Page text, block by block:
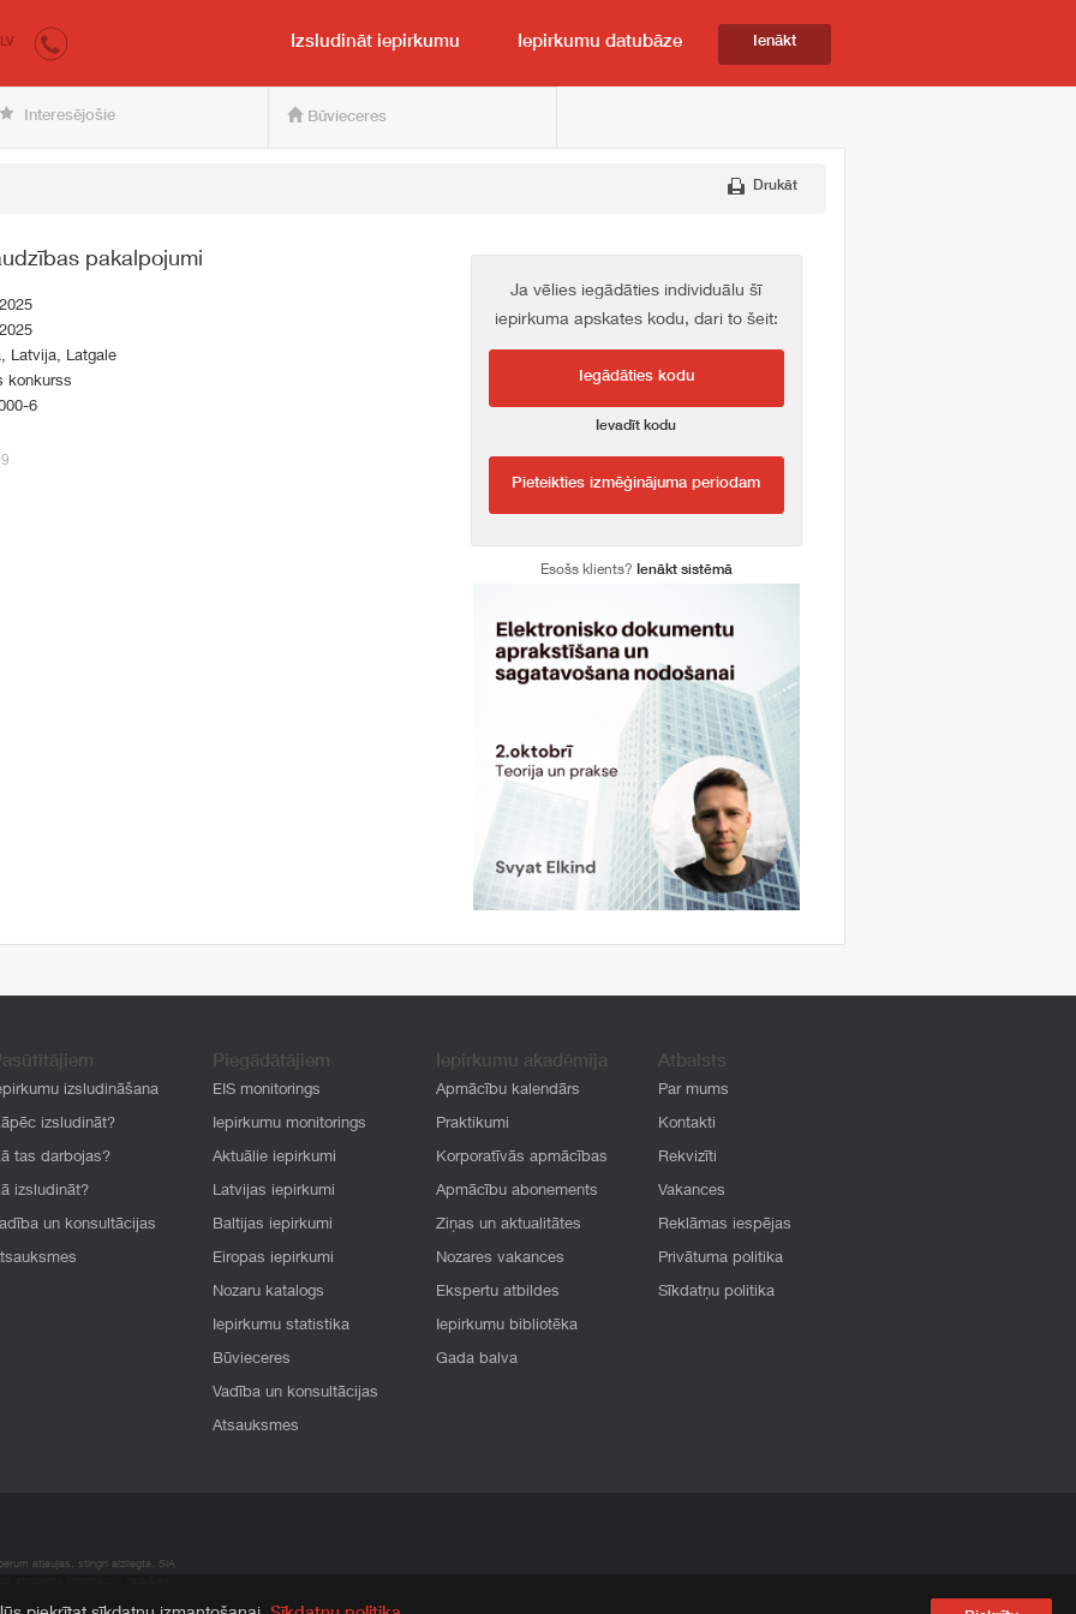
pircējam un pārdevējam
LV Izsludināt iepirkumu Iepirkumu datubāze Ienākt
Interesējošie Būvieceres
Drukāt
pakalpojumi
Latvija, Latgale
konkurss
6
Ja vēlies iegādāties individuālu šī
iepirkuma apskates kodu, dari to šeit:
Iegādāties kodu
Ievadīt kodu
Pieteikties izmēģinājuma periodam
Esošs klients? Ienākt sistēmā
izsludināšana
izsludināt?
tas darbojas?
izsludināt?
un konsultācijas
Piegādātājiem
EIS monitorings
Iepirkumu monitorings
Aktuālie iepirkumi
Latvijas iepirkumi
Baltijas iepirkumi
Eiropas iepirkumi
Nozaru katalogs
Iepirkumu statistika
Būvieceres
Vadība un konsultācijas
Atsauksmes
Iepirkumu akadēmija
Apmācību kalendārs
Praktikumi
Korporatīvās apmācības
Apmācību abonements
Ziņas un aktualitātes
Nozares vakances
Ekspertu atbildes
Iepirkumu bibliotēka
Gada balva
Atbalsts
Par mums
Kontakti
Rekvizīti
Vakances
Reklāmas iespējas
Privātuma politika
Sīkdatņu politika
atļaujas, stingri aizliegta. SIA